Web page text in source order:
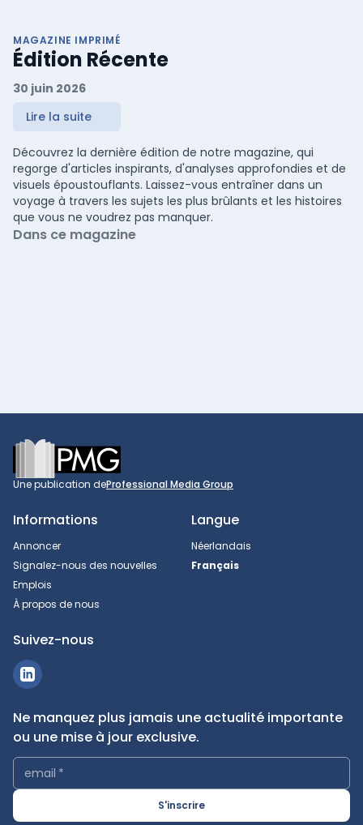
MAGAZINE IMPRIMÉ
Édition Récente
30 juin 2026
Lire la suite
Découvrez la dernière édition de notre magazine, qui
regorge d'articles inspirants, d'analyses approfondies et de
visuels époustouflants. Laissez-vous entraîner dans un
voyage à travers les sujets les plus brûlants et les histoires
que vous ne voudrez pas manquer.
Dans ce magazine
Footer
Une publication deProfessional Media Group
Informations
Annoncer
Signalez-nous des nouvelles
Emplois
À propos de nous
Langue
Néerlandais
Français
Suivez-nous
Ne manquez plus jamais une actualité importante
ou une mise à jour exclusive.
email *
S'inscrire